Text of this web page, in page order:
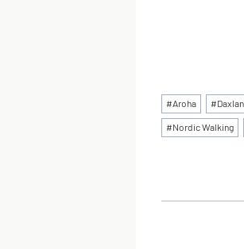
Schlagworte:
#Aroha #
#Nordic Walking